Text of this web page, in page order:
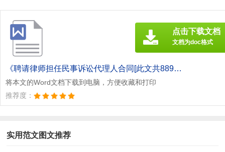
《聘请律师担任民事诉讼代理人合同[此文共889字].doc》
将本文的Word文档下载到电脑，方便收藏和打印
推荐度：
点击下载文档
文档为doc格式
实用范文图文推荐